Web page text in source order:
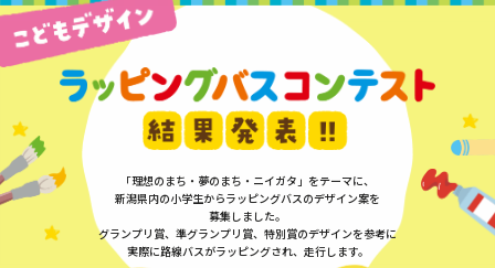
「理想のまち・夢のまち・ニイガタ」をテーマに、
新潟県内の小学生からラッピングバスのデザイン案を
募集しました。
グランプリ賞、準グランプリ賞、特別賞のデザインを参考に
実際に路線バスがラッピングされ、走行します。